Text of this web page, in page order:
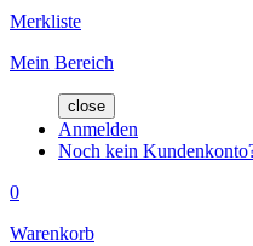
Merkliste
Mein Bereich
close
Anmelden
Noch kein
0
Warenkorb